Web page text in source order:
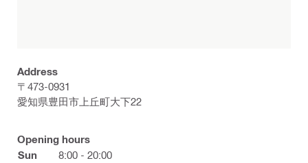
Address
〒473-0931
愛知県豊田市上丘町大下22
Opening hours
Sun
8:00 - 20:00